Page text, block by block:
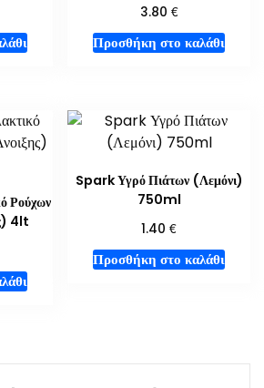
3.80 €
Προσθήκη στο καλάθι
Ρούχων
4lt
Spark Υγρό Πιάτων (Λεμόνι)
750ml
1.40€
Προσθήκη στο καλάθι